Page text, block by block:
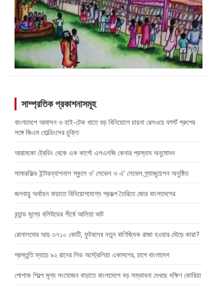
সাম্প্রতিক প্রকাশনাসমূহ
বাংলাদেশে আবাসন ও হাই-টেক খাতে বড় বিনিয়োগে চায়না রেলওয়ে ফার্স্ট গ্রুপের
সঙ্গে জিএম হোল্ডিংসের চুক্তি
আরামকো ট্রেডিং থেকে এক কার্গো এলএনজি কেনার প্রস্তাব অনুমোদন
সামারফিল্ড ইন্টারন্যাশনাল স্কুলে ও’ লেভেল ও এ’ লেভেল গ্র্যাজুয়েশন অনুষ্ঠিত
জলবায়ু অর্থায়ন বাড়াতে বিনিয়োগযোগ্য প্রকল্প তৈরিতে জোর বাংলাদেশের
ব্র্যান্ড মূল্যে বলিউডের শীর্ষে আলিয়া ভাট
রোনালদোর আয় ৩৭১০ কোটি, ফুটবলের নতুন বাণিজ্যিক রাজা হওয়ার দৌড়ে কারা?
প্রস্তুতি ম্যাচে ৯২ রানের লিড অস্ট্রেলিয়া একাদশের, চাপে বাংলাদেশ
পোশাক শিল্পে মূল্য সংযোজন বাড়াতে বাংলাদেশে বড় সম্ভাবনা দেখছে দক্ষিণ কোরিয়া